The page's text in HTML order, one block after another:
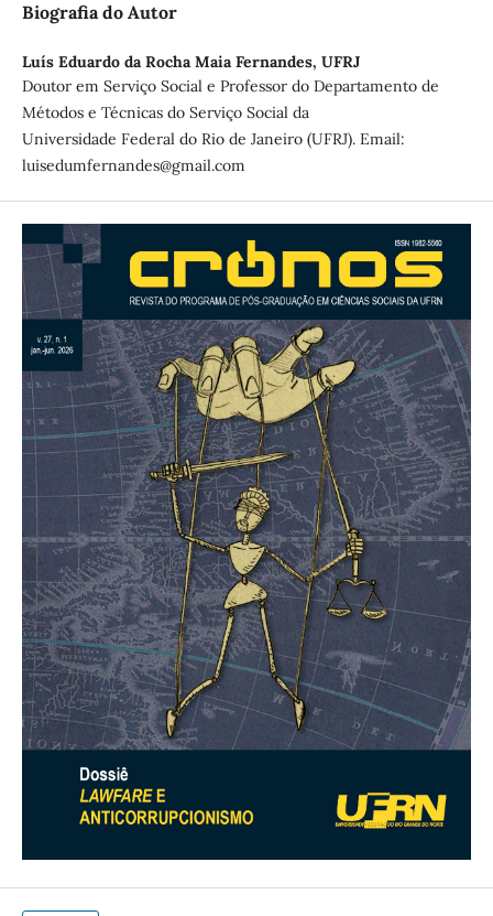
Biografia do Autor
Luís Eduardo da Rocha Maia Fernandes, UFRJ
Doutor em Serviço Social e Professor do Departamento de
Métodos e Técnicas do Serviço Social da
Universidade Federal do Rio de Janeiro (UFRJ). Email:
luisedumfernandes@gmail.com